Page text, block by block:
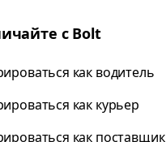
с Bolt
как водитель
как курьер
как поставщик